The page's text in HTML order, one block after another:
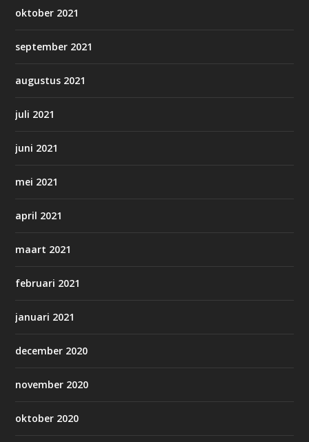
oktober 2021
september 2021
augustus 2021
juli 2021
juni 2021
mei 2021
april 2021
maart 2021
februari 2021
januari 2021
december 2020
november 2020
oktober 2020